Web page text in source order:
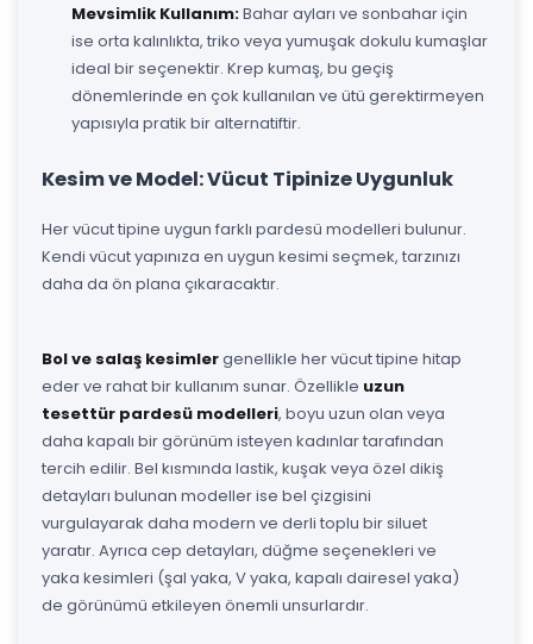
Mevsimlik Kullanım:Bahar ayları ve sonbahar için
ise orta kalınlıkta, triko veya yumuşak dokulu kumaşlar
ideal bir seçenektir. Krep kumaş, bu geçiş
dönemlerinde en çok kullanılan ve ütü gerektirmeyen
yapısıyla pratik bir alternatiftir.
Kesim ve Model: Vücut Tipinize Uygunluk
Her vücut tipine uygun farklı pardesü modelleri bulunur.
Kendi vücut yapınıza en uygun kesimi seçmek, tarzınızı
daha da ön plana çıkaracaktır.
Bol ve salaş kesimlergenellikle her vücut tipine hitap
eder ve rahat bir kullanım sunar. Özellikle uzun
tesettür pardesü modelleri, boyu uzun olan veya
daha kapalı bir görünüm isteyen kadınlar tarafından
tercih edilir. Bel kısmında lastik, kuşak veya özel dikiş
detayları bulunan modeller ise bel çizgisini
vurgulayarak daha modern ve derli toplu bir siluet
yaratır. Ayrıca cep detayları, düğme seçenekleri ve
yaka kesimleri (şal yaka, V yaka, kapalı dairesel yaka)
de görünümü etkileyen önemli unsurlardır.